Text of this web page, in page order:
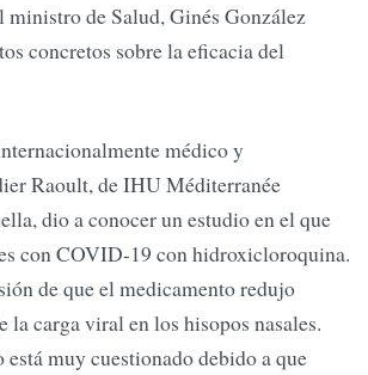
ministro de Salud, Ginés González
concretos sobre la eficacia del
médico y
Raoult, de IHU Méditerranée
dio a conocer un estudio en el que
con COVID-19 con hidroxicloroquina.
de que el medicamento redujo
la carga viral en los hisopos nasales.
está muy cuestionado debido a que